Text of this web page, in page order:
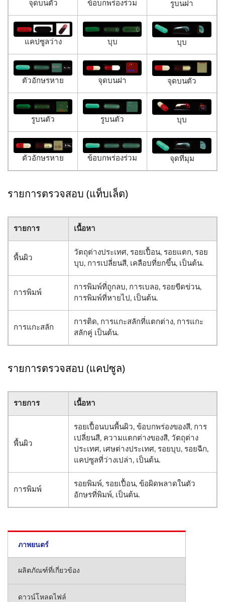
จุดบนตัว ข้อบกพร่องร่วม รูบนฝา
แคปซูลว่าง บุบ บุบ
ตัวอักษรหาย จุดบนฝา จุดบนตัว
รูบนตัว รูบนตัว บุบ
ตัวอักษรหาย ข้อบกพร่องร่วม จุดที่มุม
รายการตรวจสอบ (แท็บเล็ต)
รายการ เนื้อหา
พื้นผิว
วัตถุต่างประเทศ, รอยเปื้อน, รอยแตก, รอย
บุบ, การเปลี่ยนสี, เคลือบที่ยกขึ้น, เป็นต้น.
การพิมพ์
การพิมพ์ที่ถูกลบ, การเบลอ, รอยขีดข่วน,
การพิมพ์ที่หายไป, เป็นต้น.
การแกะสลัก
การติด, การแกะสลักที่แตกต่าง, การแกะ
สลักคู่ เป็นต้น.
รายการตรวจสอบ (แคปซูล)
รายการ เนื้อหา
พื้นผิว
รอยเปื้อนบนพื้นผิว, ข้อบกพร่องของสี, การ
เปลี่ยนสี, ความแตกต่างของสี, วัตถุต่าง
ประเทศ, เศษต่างประเทศ, รอยบุบ, รอยฉีก,
แคปซูลที่ว่างเปล่า, เป็นต้น.
การพิมพ์
รอยพิมพ์, รอยเปื้อน, ข้อผิดพลาดในตัว
อักษรที่พิมพ์, เป็นต้น.
ภาพยนตร์
ผลิตภัณฑ์ที่เกี่ยวข้อง
ดาวน์โหลดไฟล์